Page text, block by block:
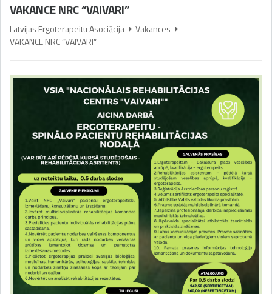
VAKANCE NRC “VAIVARI”
Latvijas Ergoterapeitu Asociācija
Vakances
VAKANCE NRC “VAIVARI”